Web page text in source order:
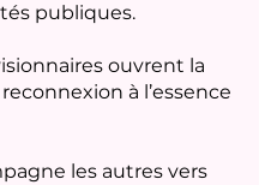
publiques.
ouvrent la
à l’essence
les autres vers